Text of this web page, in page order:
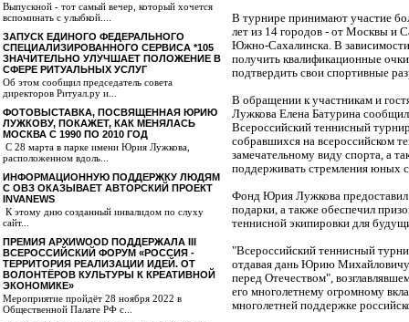
Выпускной - тот самый вечер, который хочется
вспоминать с улыбкой....
ЗАПУСК ЕДИНОГО ФЕДЕРАЛЬНОГО
СПЕЦИАЛИЗИРОВАННОГО СЕРВИСА *105
ЗНАЧИТЕЛЬНО УЛУЧШАЕТ ПОЛОЖЕНИЕ В
СФЕРЕ РИТУАЛЬНЫХ УСЛУГ
Об этом сообщил председатель совета
директоров Ритуал.ру и...
ФОТОВЫСТАВКА, ПОСВЯЩЕННАЯ ЮРИЮ
ЛУЖКОВУ, ПОКАЖЕТ, КАК МЕНЯЛАСЬ
МОСКВА С 1990 ПО 2010 ГОД
С 28 марта в парке имени Юрия Лужкова,
расположенном вдоль...
ИНФОРМАЦИОННУЮ ПОДДЕРЖКУ ЛЮДЯМ
С ОВЗ ОКАЗЫВАЕТ АВТОРСКИЙ ПРОЕКТ
INVANEWS
К этому дню созданный инвалидом по слуху
сайт...
ПРЕМИЯ АРХИWOOD ПОДДЕРЖАЛА III
ВСЕРОССИЙСКИЙ ФОРУМ «РОССИЯ -
ТЕРРИТОРИЯ РЕАЛИЗАЦИИ ИДЕЙ. ОТ
ВОЛОНТЁРОВ КУЛЬТУРЫ К КРЕАТИВНОЙ
ЭКОНОМИКЕ»
Мероприятие пройдёт 28 ноября 2022 в
Общественной Палате РФ с...
В турнире принимают участие
лет из 14 городов - от Москвы и
Южно-Сахалинска. В зависимости
получить квалификационные
подтвердить свои спортивные
В обращении к участникам и
Лужкова Елена Батурина
Всероссийский теннисный
собравшихся на всероссийском
замечательному виду спорта, а
поддерживать стремления юных
Фонд Юрия Лужкова
подарки, а также обеспечил
теннисной экипировки для
"Всероссийский теннисный
отдавая дань Юрию Михайловичу
перед Отечеством",
его многолетнему огромному
многолетней поддержке